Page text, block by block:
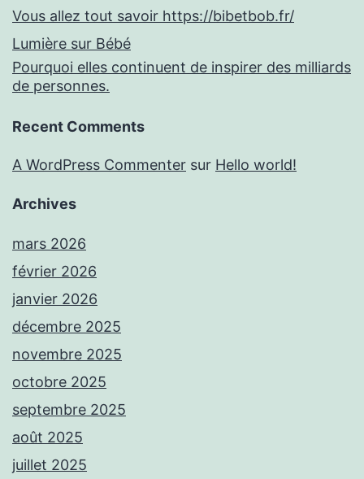
Vous allez tout savoir https://bibetbob.fr/
Lumière sur Bébé
Pourquoi elles continuent de inspirer des milliards
de personnes.
Recent Comments
A WordPress Commenter sur Hello world!
Archives
mars 2026
février 2026
janvier 2026
décembre 2025
novembre 2025
octobre 2025
septembre 2025
août 2025
juillet 2025